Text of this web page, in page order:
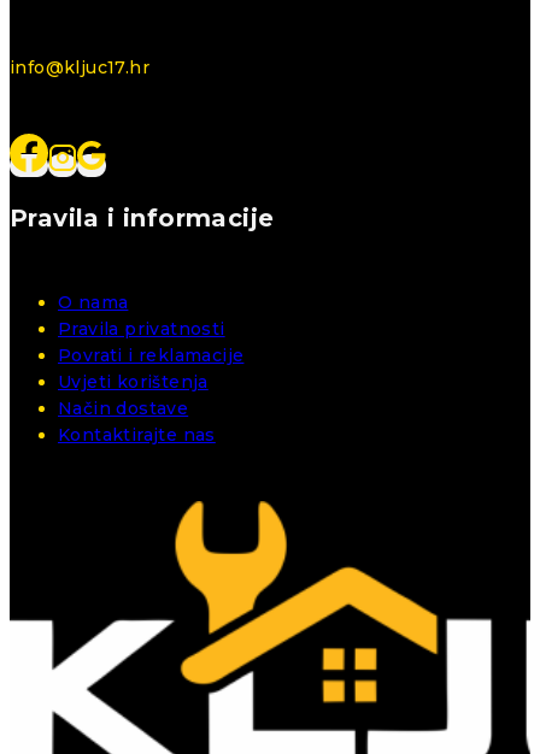
info@kljuc17.hr
Pravila i informacije
O nama
Pravila privatnosti
Povrati i reklamacije
Uvjeti korištenja
Način dostave
Kontaktirajte nas